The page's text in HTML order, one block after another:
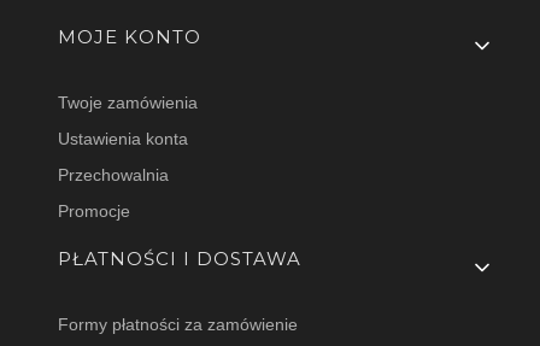
MOJE KONTO
Twoje zamówienia
Ustawienia konta
Przechowalnia
Promocje
PŁATNOŚCI I DOSTAWA
Formy płatności za zamówienie